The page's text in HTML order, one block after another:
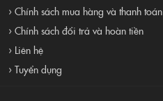
› Chính sách mua hàng và thanh toán
› Chính sách đổi trả và hoàn tiền
› Liên hệ
› Tuyển dụng